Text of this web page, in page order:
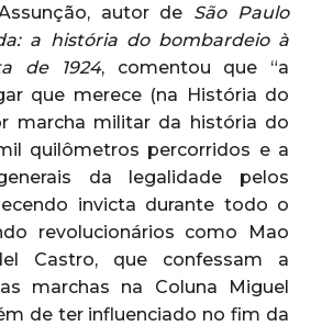
autor de São Paulo
a história do bombardeio à
de 1924, comentou que “a
que merece (na História do
marcha militar da história do
quilômetros percorridos e a
da legalidade pelos
invicta durante todo o
revolucionários como Mao
Castro, que confessam a
marchas na Coluna Miguel
de ter influenciado no fim da